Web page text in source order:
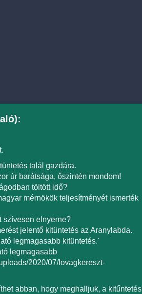
talál gazdára.
úr barátsága, őszintén mondom!
töltött idő?
mérnökök teljesítményét ismerték
szívesen elnyerne?
jelentő kitüntetés az Aranylabda.
legmagasabb kitüntetés.'
legmagasabb
2020/07/lovagkereszt-
abban, hogy meghalljuk, a kitűntetés